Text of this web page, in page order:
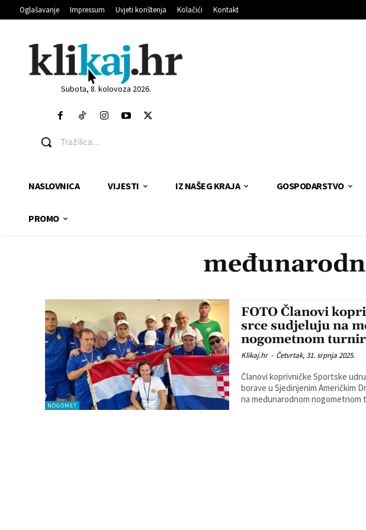
Oglašavanje Impressum Uvjeti korištenja Kolačići Kontakt
Subota, 8. kolovoza 2026.
Tražilica...
NASLOVNICA VIJESTI IZ NAŠEG KRAJA GOSPODARSTVO
PROMO
NOGOMET
FOTO Članovi
srce sudjeluju na
nogometnom
Klikaj.hr - Četvrtak, 31. srpnja 2025.
Članovi koprivničke Sportske
borave u Sjedinjenim Američkim
na međunarodnom nogometnom